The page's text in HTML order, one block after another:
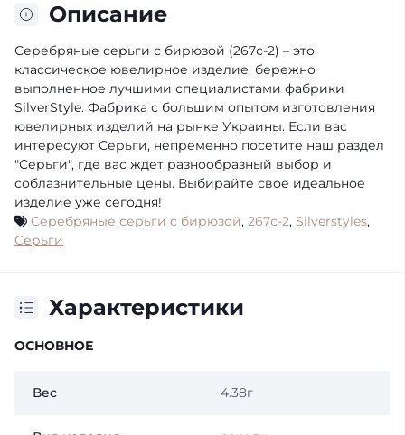
Описание
Серебряные серьги с бирюзой (267с-2) – это
классическое ювелирное изделие, бережно
выполненное лучшими специалистами фабрики
SilverStyle. Фабрика с большим опытом изготовления
ювелирных изделий на рынке Украины. Если вас
интересуют Серьги, непременно посетите наш раздел
"Серьги", где вас ждет разнообразный выбор и
соблазнительные цены. Выбирайте свое идеальное
изделие уже сегодня!
Серебряные серьги с бирюзой, 267с-2, Silverstyles,
Серьги
Характеристики
ОСНОВНОЕ
Вес 4.38г